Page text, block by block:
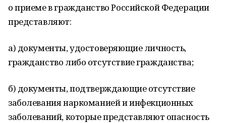
о приеме в гражданство Российской Федерации
представляют:
а) документы, удостоверяющие личность,
гражданство либо отсутствие гражданства;
б) документы, подтверждающие отсутствие
заболевания наркоманией и инфекционных
заболеваний, которые представляют опасность